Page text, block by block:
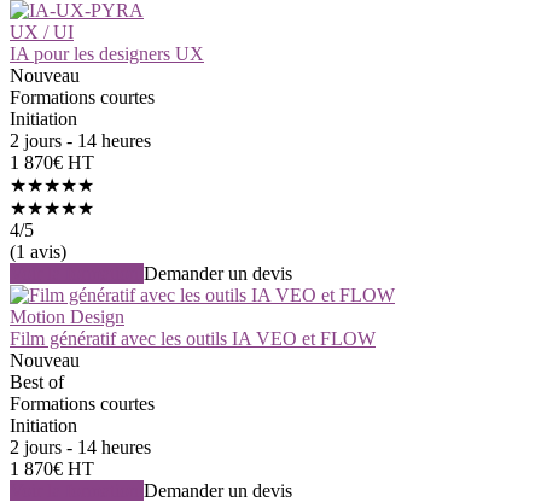
UX / UI
IA pour les designers UX
Nouveau
Formations courtes
Initiation
2 jours - 14 heures
1 870€ HT
★★★★★
★★★★★
4/5
(1 avis)
Demander un devis
Motion Design
Film génératif avec les outils IA VEO et FLOW
Nouveau
Best of
Formations courtes
Initiation
2 jours - 14 heures
1 870€ HT
Demander un devis